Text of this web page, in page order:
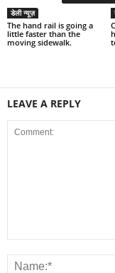
डेली न्यूज़
The hand rail is going a
little faster than the
moving sidewalk.
LEAVE A REPLY